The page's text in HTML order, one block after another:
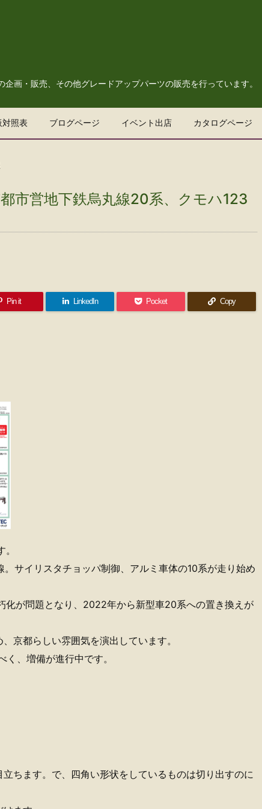
企画・販売、その他グレードアップパーツの販売を行っています。
対照表 ブログページ イベント出店 カタログページ
市営地下鉄烏丸線20系、クモハ123
Pin it LinkedIn Pocket Copy
サイリスタチョッパ制御、アルミ車体の10系が走り始め
化が問題となり、2022年から新型車20系への置き換えが
京都らしい雰囲気を演出しています。
、増備が進行中です。
ちます。で、四角い形状をしているものは切り出すのに